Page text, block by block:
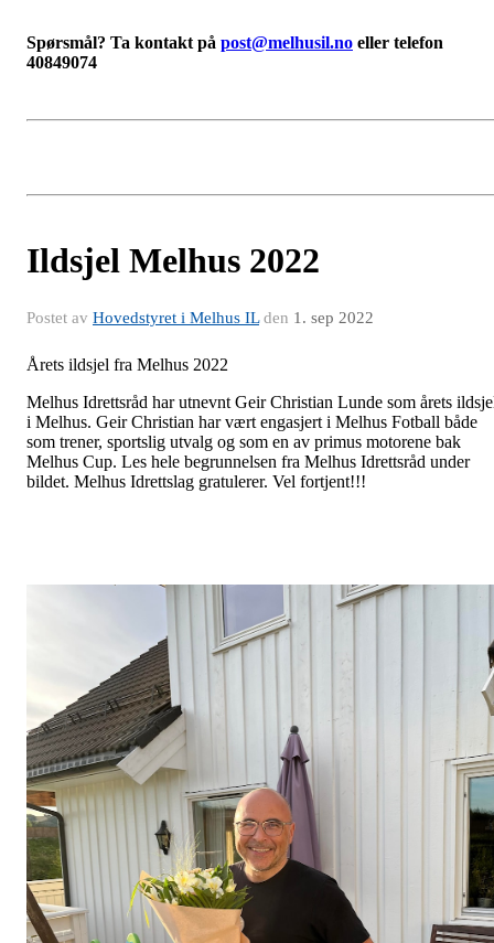
Spørsmål? Ta kontakt på post@melhusil.no eller telefon
40849074
Ildsjel Melhus 2022
Postet av Hovedstyret i Melhus ILden 1. sep 2022
Årets ildsjel fra Melhus 2022
Melhus Idrettsråd har utnevnt Geir Christian Lunde som årets
i Melhus. Geir Christian har vært engasjert i Melhus Fotball både
som trener, sportslig utvalg og som en av primus motorene bak
Melhus Cup. Les hele begrunnelsen fra Melhus Idrettsråd under
bildet. Melhus Idrettslag gratulerer. Vel fortjent!!!